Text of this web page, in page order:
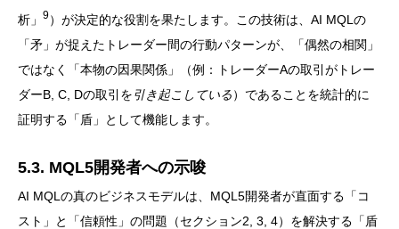
析」
9）が決定的な役割を果たします。この技術は、AI MQLの
「矛」が捉えたトレーダー間の行動パターンが、「偶然の相関」
ではなく「本物の因果関係」（例：トレーダーAの取引がトレー
ダーB, C, Dの取引を引き起こしている）であることを統計的に
証明する「盾」として機能します。
5.3. MQL5開発者への示唆
AI MQLの真のビジネスモデルは、MQL5開発者が直面する「コ
スト」と「信頼性」の問題（セクション2, 3, 4）を解決する「盾